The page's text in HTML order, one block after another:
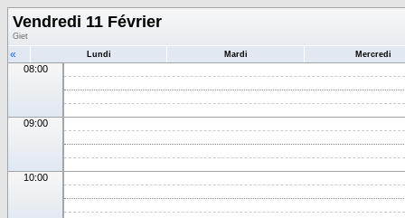
Vendredi 11 Février
Giet
« Lundi Mardi Mercredi
08:00
09:00
10:00